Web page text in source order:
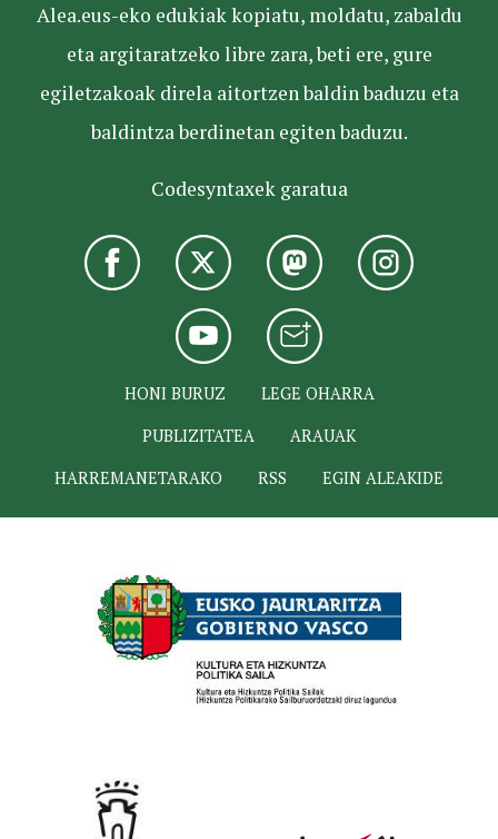
Alea.eus-eko edukiak kopiatu, moldatu, zabaldu
eta argitaratzeko libre zara, beti ere, gure
egiletzakoak direla aitortzen baldin baduzu eta
baldintza berdinetan egiten baduzu.
Codesyntaxek garatua
HONI BURUZ
LEGE OHARRA
PUBLIZITATEA
ARAUAK
HARREMANETARAKO
RSS EGIN ALEAKIDE